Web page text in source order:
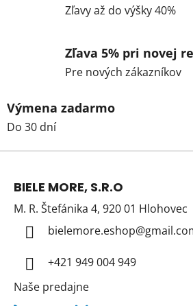
Zľavy až do výšky 40%
Zľava 5% pri novej
Pre nových zákazníkov
Výmena zadarmo
Do 30 dní
Z
BIELE MORE, S.R.O
M. R. Štefánika 4, 920 01 Hlohovec
bielemore.eshop@
+421 949 004 949
Naše predajne